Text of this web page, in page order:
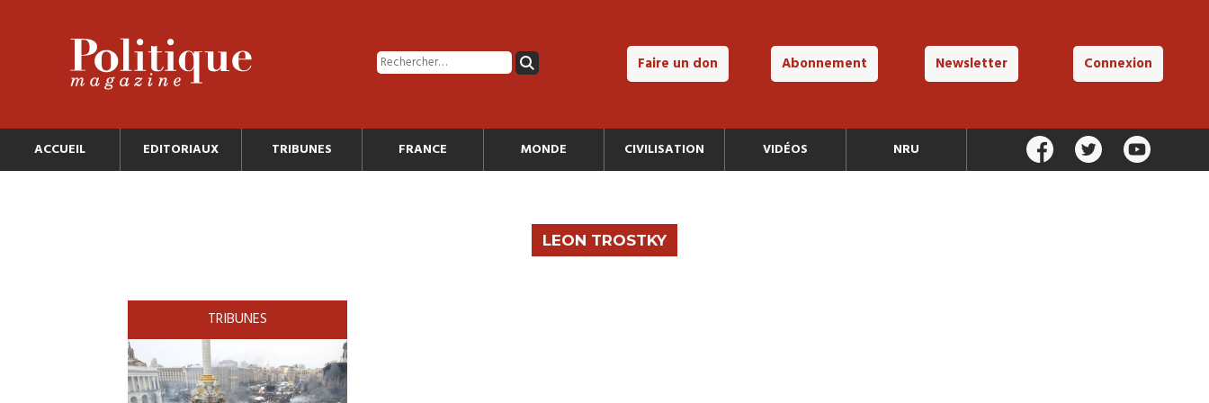
Faire un don Abonnement Newsletter Connexion
ACCUEIL EDITORIAUX TRIBUNES FRANCE MONDE CIVILISATION VIDÉOS NRU
LEON TROSTKY
TRIBUNES